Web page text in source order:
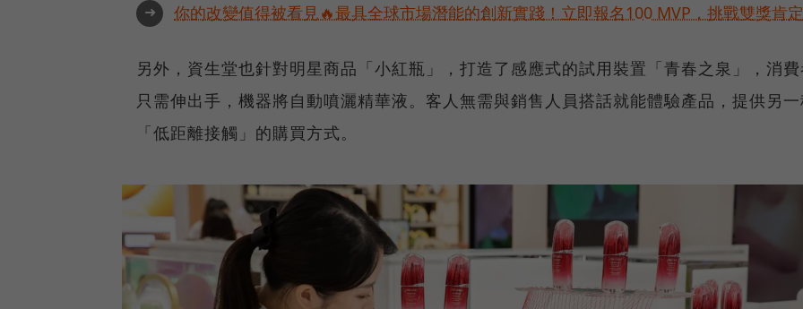
➜ 你的改變值得被看見🔥最具全球市場潛能的創新實踐！立即報名100 MVP，挑戰雙獎肯定
另外，資生堂也針對明星商品「小紅瓶」，打造了感應式的試用裝置「青春之泉」，消
只需伸出手，機器將自動噴灑精華液。客人無需與銷售人員搭話就能體驗產品，提供另
「低距離接觸」的購買方式。